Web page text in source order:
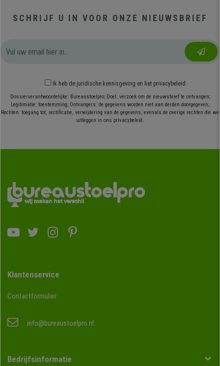
SCHRIJF U IN VOOR ONZE NIEUWSBRIEF
Ik heb de juridische kennisgeving en het privacybeleid
Dossierverantwoordelijke: Bureaustoelpro; Doel: verzoek om de nieuwsbrief te ontvangen;
Legitimatie: toestemming; Ontvangers: de gegevens worden niet aan derden doorgegeven;
Rechten: toegang tot, rectificatie, verwijdering van de gegevens, evenals de overige rechten die we
uitleggen in ons privacybeleid.
Klantenservice
Contactformulier
info@bureaustoelpro.nl
Bedrijfsinformatie